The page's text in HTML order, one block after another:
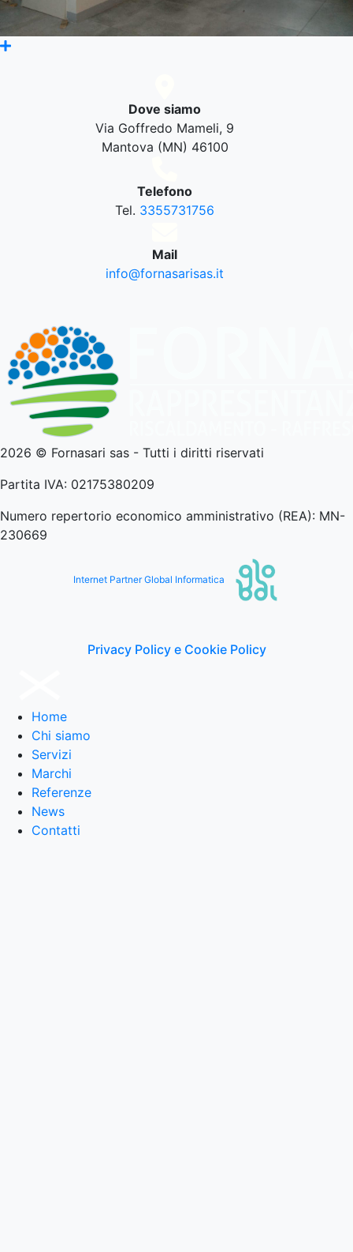
Dove siamo
Via Goffredo Mameli, 9
Mantova (MN) 46100
Telefono
Tel. 3355731756
Mail
info@fornasarisas.it
2026 © Fornasari sas - Tutti i diritti riservati
Partita IVA: 02175380209
Numero repertorio economico amministrativo (REA): MN-
230669
Internet Partner Global Informatica
Privacy Policy e Cookie Policy
Home
Chi siamo
Servizi
Marchi
Referenze
News
Contatti